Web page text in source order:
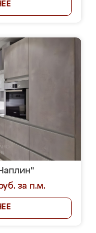
за п.м.